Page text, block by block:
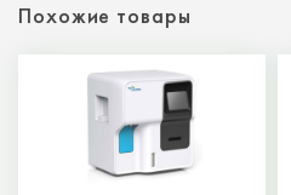
Похожие товары